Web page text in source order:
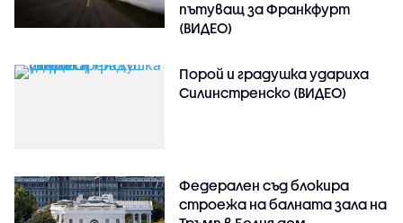
пътуващ за Франкфурт
(ВИДЕО)
Порой и градушка удариха
Силинстренско (ВИДЕО)
Федерален съд блокира
строежа на балната зала на